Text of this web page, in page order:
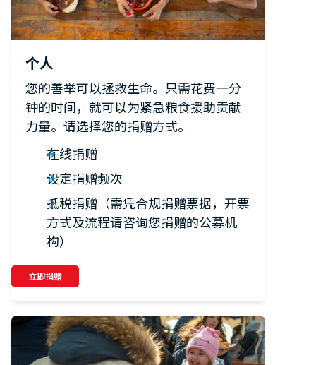
个人
您的善举可以拯救生命。只需花费一分
钟的时间，就可以为紧急粮食援助贡献
力量。请选择您的捐赠方式。
在线捐赠
设定捐赠频次
抵税捐赠（需凭合规捐赠票据，开票
方式及流程请咨询您捐赠的公募机
构）
立即捐赠